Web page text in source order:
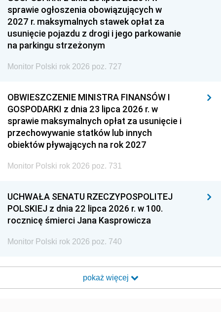
sprawie ogłoszenia obowiązujących w
2027 r. maksymalnych stawek opłat za
usunięcie pojazdu z drogi i jego parkowanie
na parkingu strzeżonym
Monitor Polski rok 2026 poz. 727
OBWIESZCZENIE MINISTRA FINANSÓW I
GOSPODARKI z dnia 23 lipca 2026 r. w
sprawie maksymalnych opłat za usunięcie i
przechowywanie statków lub innych
obiektów pływających na rok 2027
Monitor Polski rok 2026 poz. 731
UCHWAŁA SENATU RZECZYPOSPOLITEJ
POLSKIEJ z dnia 22 lipca 2026 r. w 100.
rocznicę śmierci Jana Kasprowicza
Monitor Polski rok 2026 poz. 740
pokaż więcej